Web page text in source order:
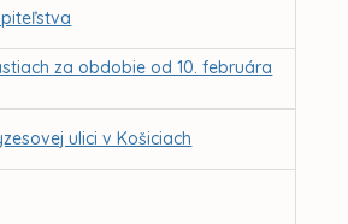
za obdobie od 10. februára
ulici v Košiciach